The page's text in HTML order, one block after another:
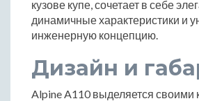
кузове купе, сочетает в себе
динамичные характеристики и
инженерную концепцию.
Дизайн и
Alpine A110 выделяется своими